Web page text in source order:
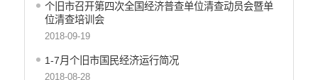
公共资源交易信息
征地信息
统计信息
地方志
云南省新闻发布厅
个旧市召开第四次全国经济普查单位清查动员会暨单
位清查培训会
2018-09-19
1-7月个旧市国民经济运行简况
2018-08-28